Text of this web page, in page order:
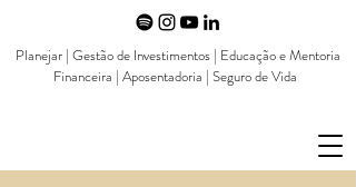
Planejar | Gestão de Investimentos | Educação e Mentoria
Financeira | Aposentadoria | Seguro de Vida